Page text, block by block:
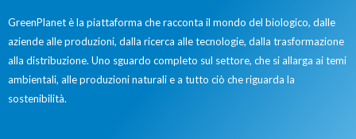
GreenPlanet è la piattaforma che racconta il mondo del biologico, dalle
aziende alle produzioni, dalla ricerca alle tecnologie, dalla trasformazione
alla distribuzione. Uno sguardo completo sul settore, che si allarga ai temi
ambientali, alle produzioni naturali e a tutto ciò che riguarda la
sostenibilità.